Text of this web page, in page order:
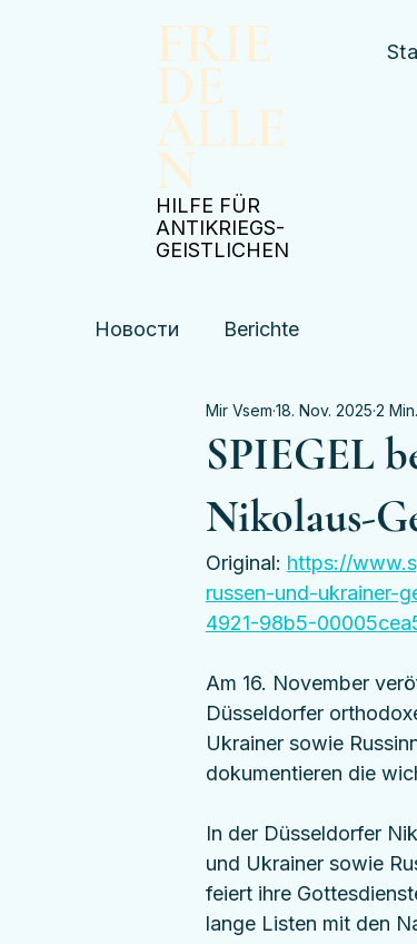
FRIE
DE
ALLE
N
​HILFE FÜR
ANTIKRIEGS-
GEISTLICHEN
Новости Berichte
SPIEGEL
Nikolaus-
Mir Vsem 18. Nov. 2025 2
Original: https://
russen-und-ukrainer-
4921-98b5-
Am 16. November
Düsseldorfer
Ukrainer sowie
dokumentieren die
In der Düsseldorfer
und Ukrainer sowie
feiert ihre
lange Listen mit den